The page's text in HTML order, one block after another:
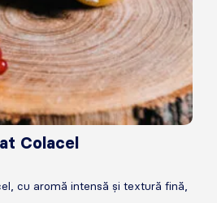
Colacel
cu aromă intensă și textură fină,